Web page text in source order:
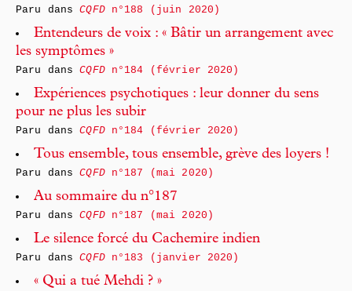
Paru dansCQFDn°188 (juin 2020)
Entendeurs de voix : « Bâtir un arrangement avec
les symptômes »
Paru dansCQFDn°184 (février 2020)
Expériences psychotiques : leur donner du sens
pour ne plus les subir
Paru dansCQFDn°184 (février 2020)
Tous ensemble, tous ensemble, grève des loyers !
Paru dansCQFDn°187 (mai 2020)
Au sommaire du n°187
Paru dansCQFDn°187 (mai 2020)
Le silence forcé du Cachemire indien
Paru dansCQFDn°183 (janvier 2020)
« Qui a tué Mehdi ? »